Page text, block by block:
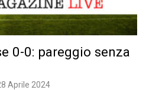
0-0: pareggio senza
Aprile 2024